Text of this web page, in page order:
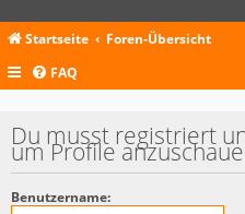
Startseite Foren-Übersicht
FAQ
Du musst registriert
um Profile
Benutzername: